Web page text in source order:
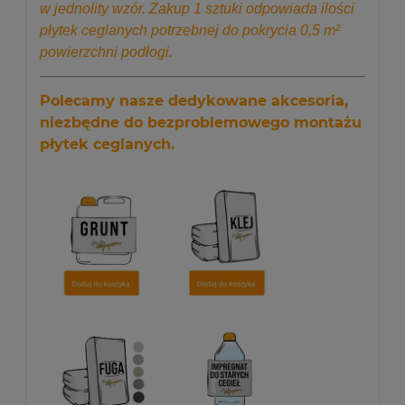
w jednolity wzór. Zakup 1 sztuki odpowiada ilości
płytek ceglanych potrzebnej do pokrycia 0,5 m²
powierzchni podłogi.
Polecamy nasze dedykowane akcesoria,
niezbędne do bezproblemowego montażu
płytek ceglanych.